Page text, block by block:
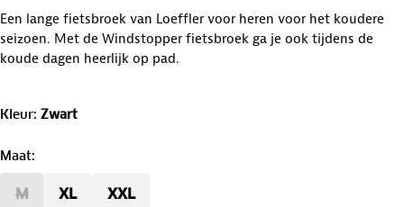
Een lange fietsbroek van Loeffler voor heren voor het koudere
seizoen. Met de Windstopper fietsbroek ga je ook tijdens de
koude dagen heerlijk op pad.
Kleur: Zwart
Maat:
M XL XXL